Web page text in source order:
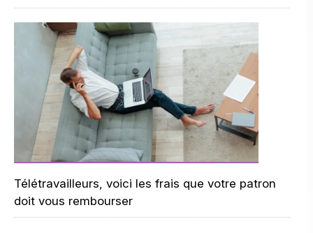
Télétravailleurs, voici les frais que votre patron
doit vous rembourser